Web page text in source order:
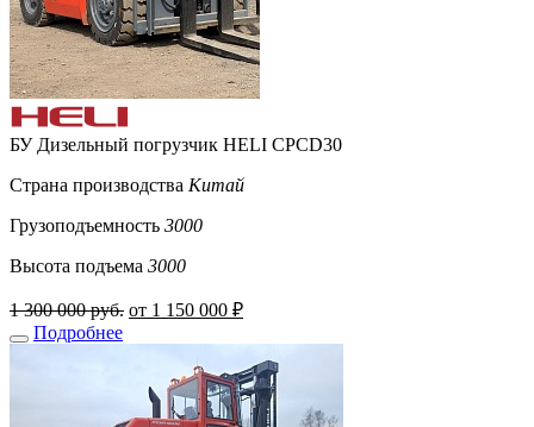
БУ Дизельный погрузчик HELI CPCD30
Страна производства Китай
Грузоподъемность 3000
Высота подъема 3000
1 300 000 руб. от 1 150 000 ₽
Подробнее